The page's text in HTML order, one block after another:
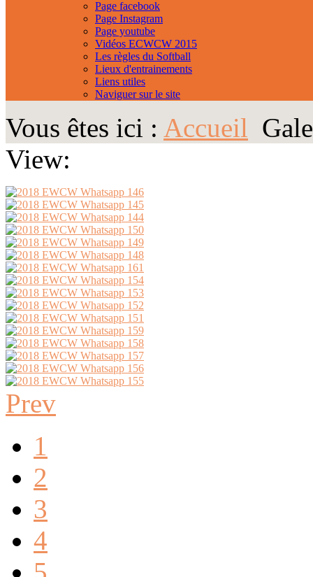
Page facebook
Page Instagram
Page youtube
Vidéos ECWCW 2015
Les règles du Softball
Lieux d'entrainements
Liens utiles
Naviguer sur le site
Vous êtes ici : Accueil
View:
Prev
1
2
3
4